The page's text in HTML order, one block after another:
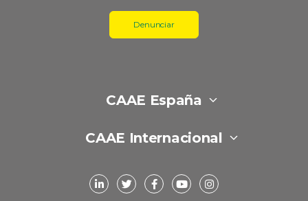
Denunciar
CAAE España
CAAE Internacional